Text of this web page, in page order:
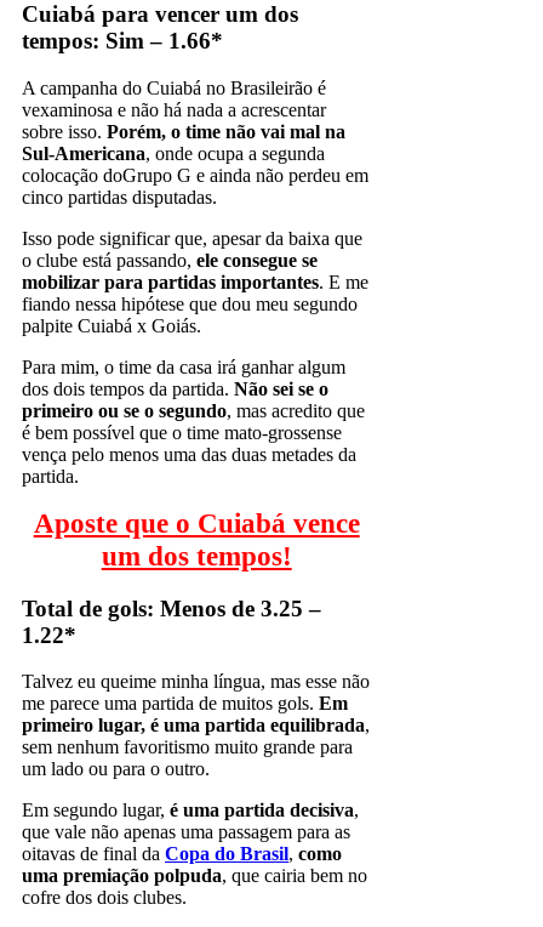
Cuiabá para vencer um dos
tempos: Sim – 1.66*
A campanha do Cuiabá no Brasileirão é
vexaminosa e não há nada a acrescentar
sobre isso. Porém, o time não vai mal na
Sul-Americana, onde ocupa a segunda
colocação doGrupo G e ainda não perdeu em
cinco partidas disputadas.
Isso pode significar que, apesar da baixa que
o clube está passando, ele consegue se
mobilizar para partidas importantes. E me
fiando nessa hipótese que dou meu segundo
palpite Cuiabá x Goiás.
Para mim, o time da casa irá ganhar algum
dos dois tempos da partida. Não sei se o
primeiro ou se o segundo, mas acredito que
é bem possível que o time mato-grossense
vença pelo menos uma das duas metades da
partida.
Aposte que o Cuiabá vence
um dos tempos!
Total de gols: Menos de 3.25 –
1.22*
Talvez eu queime minha língua, mas esse não
me parece uma partida de muitos gols. Em
primeiro lugar, é uma partida equilibrada,
sem nenhum favoritismo muito grande para
um lado ou para o outro.
Em segundo lugar, é uma partida decisiva,
que vale não apenas uma passagem para as
oitavas de final da Copa do Brasil, como
uma premiação polpuda, que cairia bem no
cofre dos dois clubes.